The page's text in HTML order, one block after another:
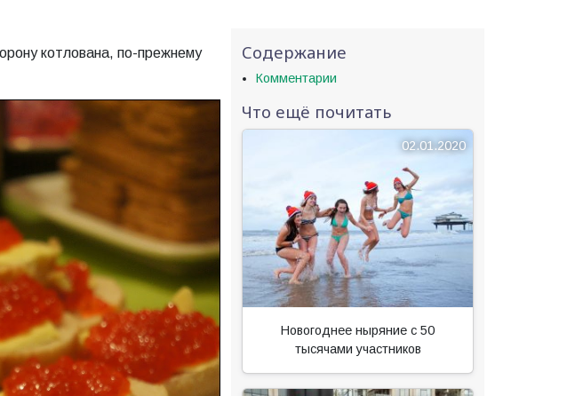
котлована, по-прежнему
Содержание
Комментарии
Что ещё почитать
02.01.2020
Новогоднее ныряние с 50
тысячами участников